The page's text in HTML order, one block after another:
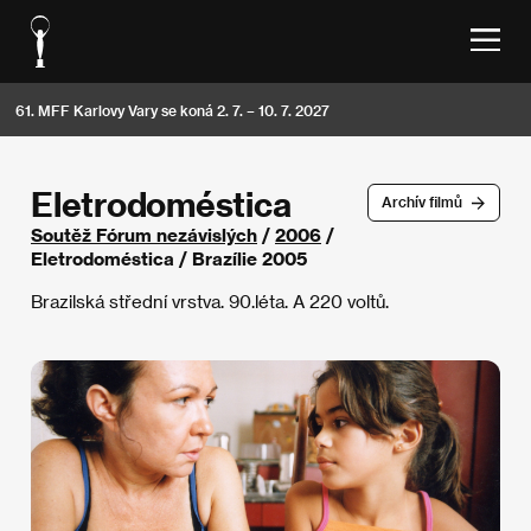
61. MFF Karlovy Vary se koná 2. 7. – 10. 7. 2027
Archív filmů
Eletrodoméstica
Soutěž Fórum nezávislých / 2006 /
Eletrodoméstica / Brazílie 2005
Brazilská střední vrstva. 90.léta. A 220 voltů.